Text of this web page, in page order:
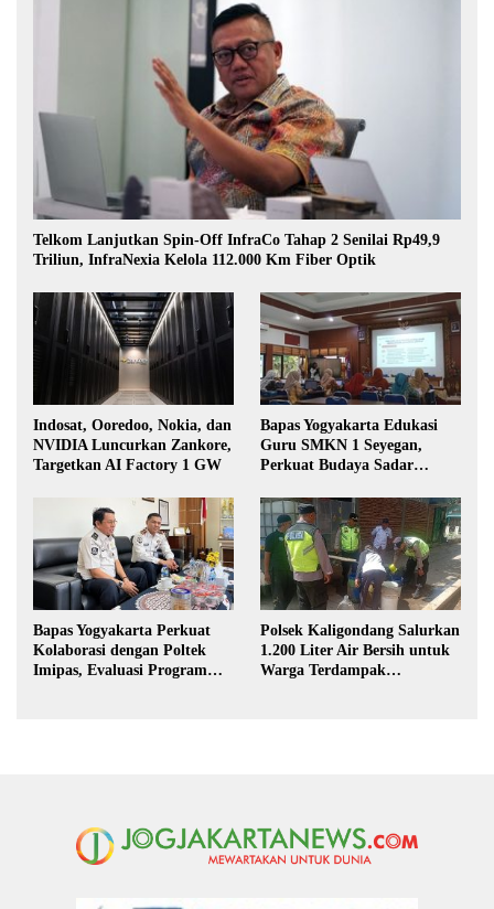
Telkom Lanjutkan Spin-Off InfraCo Tahap 2 Senilai Rp49,9
Triliun, InfraNexia Kelola 112.000 Km Fiber Optik
Indosat, Ooredoo, Nokia, dan
NVIDIA Luncurkan Zankore,
Targetkan AI Factory 1 GW
Bapas Yogyakarta Edukasi
Guru SMKN 1 Seyegan,
Perkuat Budaya Sadar
Bapas Yogyakarta Perkuat
Kolaborasi dengan Poltek
Imipas, Evaluasi Program
Polsek Kaligondang Salurkan
1.200 Liter Air Bersih untuk
Warga Terdampak